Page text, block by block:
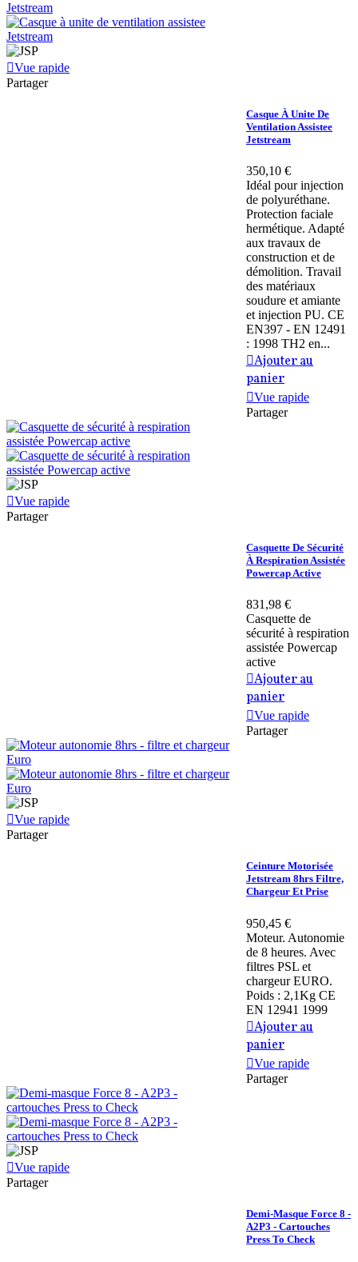
Vue rapide
Partager
Casque À Unite De
Ventilation Assistee
Jetstream
350,10 €
Idéal pour injection
de polyuréthane.
Protection faciale
hermétique. Adapté
aux travaux de
construction et de
démolition. Travail
des matériaux
soudure et amiante
et injection PU. CE
EN397 - EN 12491
: 1998 TH2 en...
Ajouter au
panier
Vue rapide
Partager
Vue rapide
Partager
Casquette De Sécurité
À Respiration Assistée
Powercap Active
831,98 €
Casquette de
sécurité à respiration
assistée Powercap
active
Ajouter au
panier
Vue rapide
Partager
Vue rapide
Partager
Ceinture Motorisée
Jetstream 8hrs Filtre,
Chargeur Et Prise
950,45 €
Moteur. Autonomie
de 8 heures. Avec
filtres PSL et
chargeur EURO.
Poids : 2,1Kg CE
EN 12941 1999
Ajouter au
panier
Vue rapide
Partager
Vue rapide
Partager
Demi-Masque Force 8 -
A2P3 - Cartouches
Press To Check